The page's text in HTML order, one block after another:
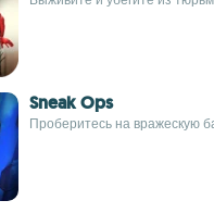
Sneak Ops
Проберитесь на вражескую